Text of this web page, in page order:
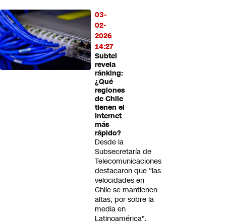
03-
02-
2026
14:27
Subtel
revela
ránking:
¿Qué
regiones
de Chile
tienen el
Internet
más
rápido?
Desde la
Subsecretaría de
Telecomunicaciones
destacaron que “las
velocidades en
Chile se mantienen
altas, por sobre la
media en
Latinoamérica".